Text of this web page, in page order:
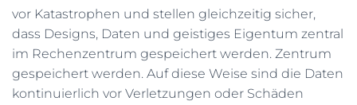
vor Katastrophen und stellen gleichzeitig sicher,
dass Designs, Daten und geistiges Eigentum zentral
im Rechenzentrum gespeichert werden. Zentrum
gespeichert werden. Auf diese Weise sind die Daten
kontinuierlich vor Verletzungen oder Schäden